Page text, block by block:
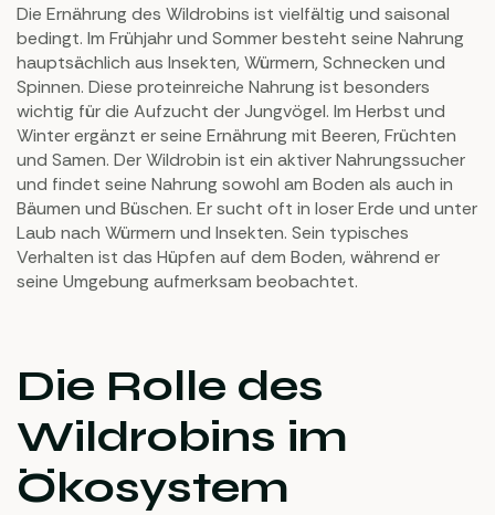
Die Ernährung des Wildrobins ist vielfältig und saisonal
bedingt. Im Frühjahr und Sommer besteht seine Nahrung
hauptsächlich aus Insekten, Würmern, Schnecken und
Spinnen. Diese proteinreiche Nahrung ist besonders
wichtig für die Aufzucht der Jungvögel. Im Herbst und
Winter ergänzt er seine Ernährung mit Beeren, Früchten
und Samen. Der Wildrobin ist ein aktiver Nahrungssucher
und findet seine Nahrung sowohl am Boden als auch in
Bäumen und Büschen. Er sucht oft in loser Erde und unter
Laub nach Würmern und Insekten. Sein typisches
Verhalten ist das Hüpfen auf dem Boden, während er
seine Umgebung aufmerksam beobachtet.
Die Rolle des
Wildrobins im
Ökosystem